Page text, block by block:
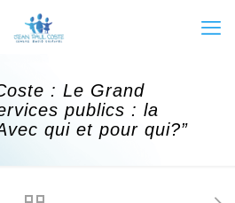
: Le Grand
publics : la
qui et pour qui?”